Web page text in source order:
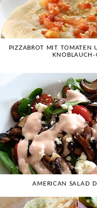
PIZZABROT MIT TOMATEN
KNOBLAUCH-
AMERICAN SALAD